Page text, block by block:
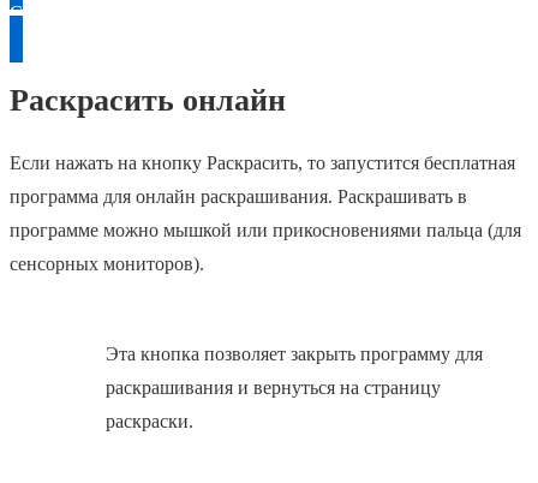
Скачать
Раскрасить онлайн
Если нажать на кнопку Раскрасить, то запустится бесплатная
программа для онлайн раскрашивания. Раскрашивать в
программе можно мышкой или прикосновениями пальца (для
сенсорных мониторов).
Эта кнопка позволяет закрыть программу для
раскрашивания и вернуться на страницу
раскраски.